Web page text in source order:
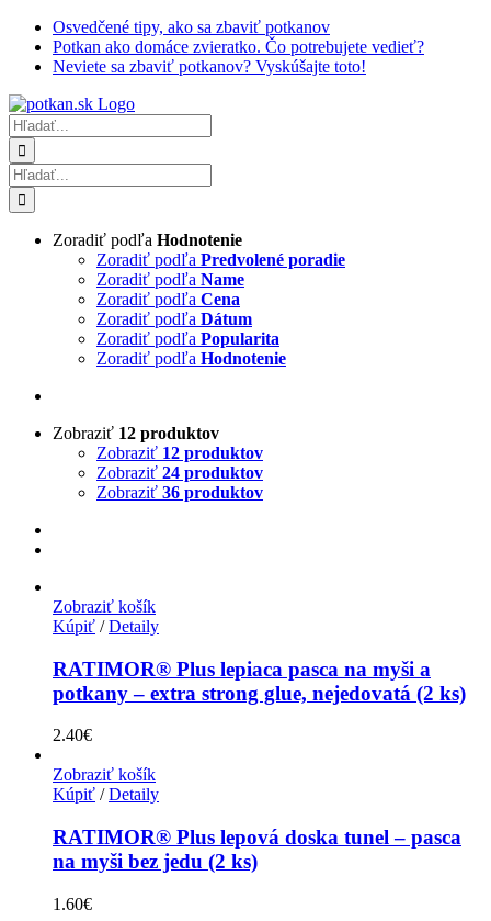
Skip
content
Osvedčené tipy, ako sa zbaviť potkanov
Potkan ako domáce zvieratko. Čo potrebujete vedieť?
Neviete sa zbaviť potkanov? Vyskúšajte toto!
Hľadať:
Hľadať:
Zoradiť podľa Hodnotenie
Zoradiť podľa Predvolené poradie
Zoradiť podľa Name
Zoradiť podľa Cena
Zoradiť podľa Dátum
Zoradiť podľa Popularita
Zoradiť podľa Hodnotenie
Zobraziť 12 produktov
Zobraziť 12 produktov
Zobraziť 24 produktov
Zobraziť 36 produktov
Zobraziť košík
Kúpiť / Detaily
RATIMOR® Plus lepiaca pasca na myši a
potkany – extra strong glue, nejedovatá (2 ks)
2.40€
Zobraziť košík
Kúpiť / Detaily
RATIMOR® Plus lepová doska tunel – pasca
na myši bez jedu (2 ks)
1.60€